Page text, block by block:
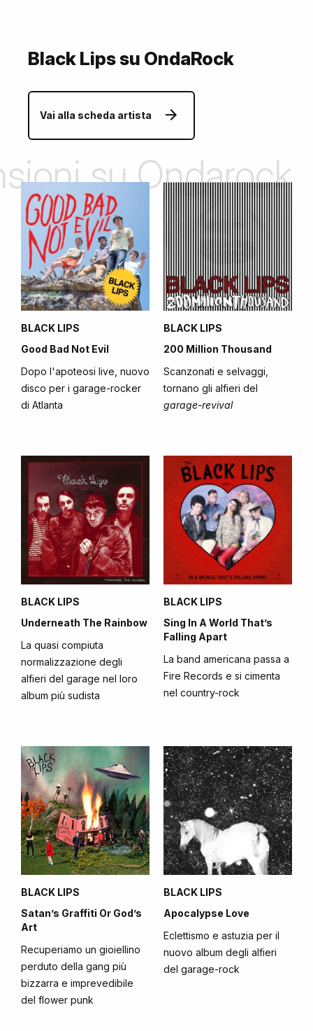
Black Lips su OndaRock
Vai alla scheda artista
su Ondarock
BLACK LIPS
Good Bad Not Evil
Dopo l'apoteosi live, nuovo
disco per i garage-rocker
di Atlanta
BLACK LIPS
200 Million Thousand
Scanzonati e selvaggi,
tornano gli alfieri del
garage-revival
BLACK LIPS
Underneath The Rainbow
La quasi compiuta
normalizzazione degli
alfieri del garage nel loro
album più sudista
BLACK LIPS
Sing In A World That’s
Falling Apart
La band americana passa a
Fire Records e si cimenta
nel country-rock
BLACK LIPS
Satan’s Graffiti Or God’s
Art
Recuperiamo un gioiellino
perduto della gang più
bizzarra e imprevedibile
del flower punk
BLACK LIPS
Apocalypse Love
Eclettismo e astuzia per il
nuovo album degli alfieri
del garage-rock